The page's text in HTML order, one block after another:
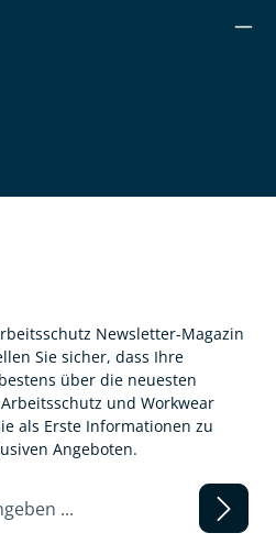
Newsletter-Magazin
Sie sicher, dass Ihre
über die neuesten
und Workwear
als Erste Informationen zu
Angeboten.